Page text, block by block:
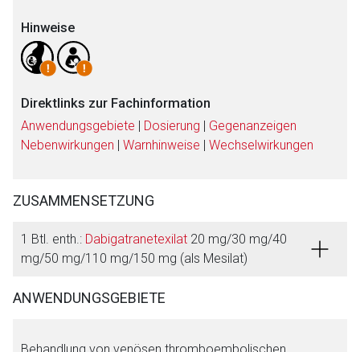
Hinweise
Direktlinks zur Fachinformation
Anwendungsgebiete | Dosierung | Gegenanzeigen
Nebenwirkungen | Warnhinweise | Wechselwirkungen
ZUSAMMENSETZUNG
1 Btl. enth.: Dabigatranetexilat 20 mg/30 mg/40
mg/50 mg/110 mg/150 mg (als Mesilat)
ANWENDUNGSGEBIETE